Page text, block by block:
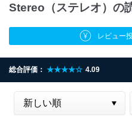
Stereo（ステレオ）の
レビュー
総合評価： ★★★★☆ 4.09